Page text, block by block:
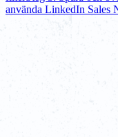
använda LinkedIn Sales